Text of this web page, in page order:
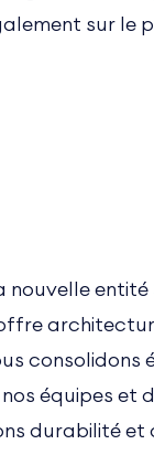
sur le
nouvelle entité
consolidons
équipes et
durabilité et